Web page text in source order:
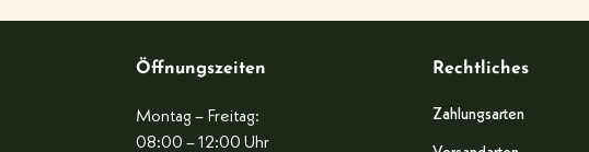
Öffnungszeiten
Montag – Freitag:
08:00 – 12:00 Uhr
Rechtliches
Zahlungsarten